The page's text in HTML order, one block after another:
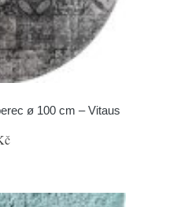
ø 100 cm – Vitaus